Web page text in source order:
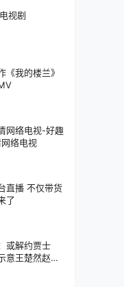
视剧
《我的楼兰》
网络电视-好趣
络电视
直播 不仅带货
了
或解约贾士
意王楚然赵丽
议持续